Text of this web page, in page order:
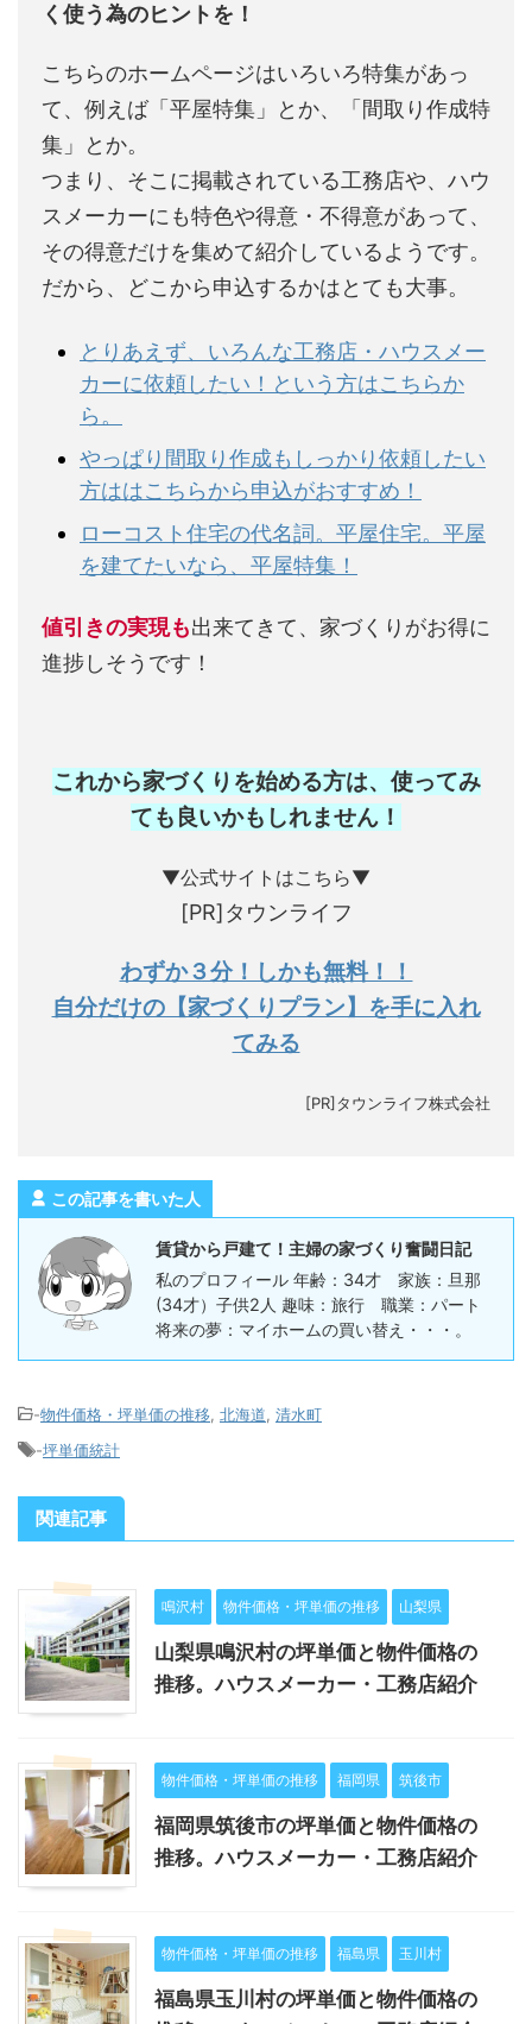
く使う為のヒントを！
こちらのホームページはいろいろ特集があっ
て、例えば「平屋特集」とか、「間取り作成特
集」とか。
つまり、そこに掲載されている工務店や、ハウ
スメーカーにも特色や得意・不得意があって、
その得意だけを集めて紹介しているようです。
だから、どこから申込するかはとても大事。
とりあえず、いろんな工務店・ハウスメー
カーに依頼したい！という方はこちらか
ら。
やっぱり間取り作成もしっかり依頼したい
方ははこちらから申込がおすすめ！
ローコスト住宅の代名詞。平屋住宅。平屋
を建てたいなら、平屋特集！
値引きの実現も出来てきて、家づくりがお得に
進捗しそうです！
これから家づくりを始める方は、使ってみ
ても良いかもしれません ！
▼公式サイトはこちら▼
[PR]タウンライフ
わずか３分！しかも無料！！
自分だけの【家づくりプラン】を手に入れ
てみる
[PR]タウンライフ株式会社
この記事を書いた人
賃貸から戸建て！主婦の家づくり奮闘日記
私のプロフィール 年齢：34才 家族：旦那
(34才）子供2人 趣味：旅行 職業：パート
将来の夢：マイホームの買い替え・・・。
-物件価格・坪単価の推移 北海道 清水町
-坪単価統計
関連記事
鳴沢村 物件価格・坪単価の推移 山梨県
山梨県鳴沢村の坪単価と物件価格の
推移。ハウスメーカー・工務店紹介
物件価格・坪単価の推移 福岡県 筑後市
福岡県筑後市の坪単価と物件価格の
推移。ハウスメーカー・工務店紹介
物件価格・坪単価の推移 福島県 玉川村
福島県玉川村の坪単価と物件価格の